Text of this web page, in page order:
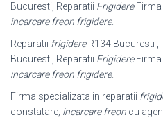
Bucuresti, Reparatii FrigidereFirma
incarcare freon frigidere.
Reparatii frigidereR134 Bucuresti ,
Bucuresti, Reparatii FrigidereFirma
incarcare freon frigidere.
Firma specializata in reparatii
constatare; incarcare freon cu